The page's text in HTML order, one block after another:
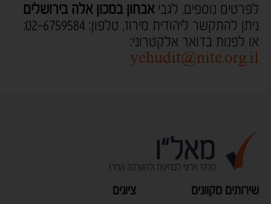
לפרטים נוספים, לגביאבחון במכון אלה בירושלים
ניתן להתקשר ליהודית מירוז,
טלפון: 02-6759584;
או לפנות בדואר אלקטרוני:
yehudit@nite.org.il
שירותים מקוונים ציונים